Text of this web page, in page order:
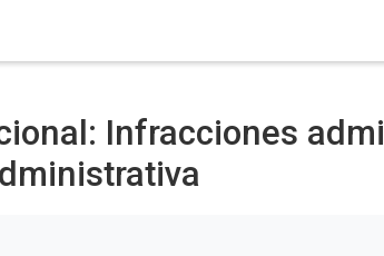
Infracciones